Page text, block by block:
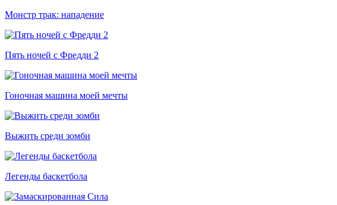
Монстр трак: нападение
Пять ночей с Фредди 2
Гоночная машина моей мечты
Выжить среди зомби
Легенды баскетбола